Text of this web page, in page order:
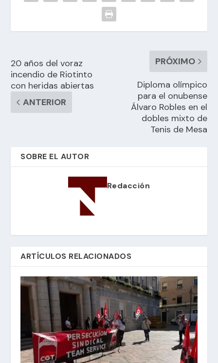
20 años del voraz
incendio de Riotinto
con heridas abiertas
ANTERIOR
PRÓXIMO
Diploma olímpico
para el onubense
Álvaro Robles en el
dobles mixto de
Tenis de Mesa
SOBRE EL AUTOR
Redacción
ARTÍCULOS RELACIONADOS